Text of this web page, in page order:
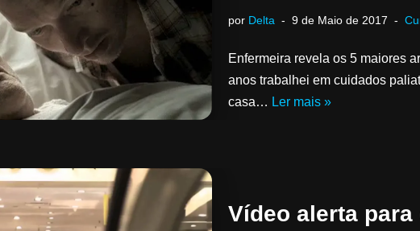
por Delta 9 de Maio de 2017
Enfermeira revela os 5 maiores
anos trabalhei em cuidados
casa… Ler mais »
Vídeo alerta